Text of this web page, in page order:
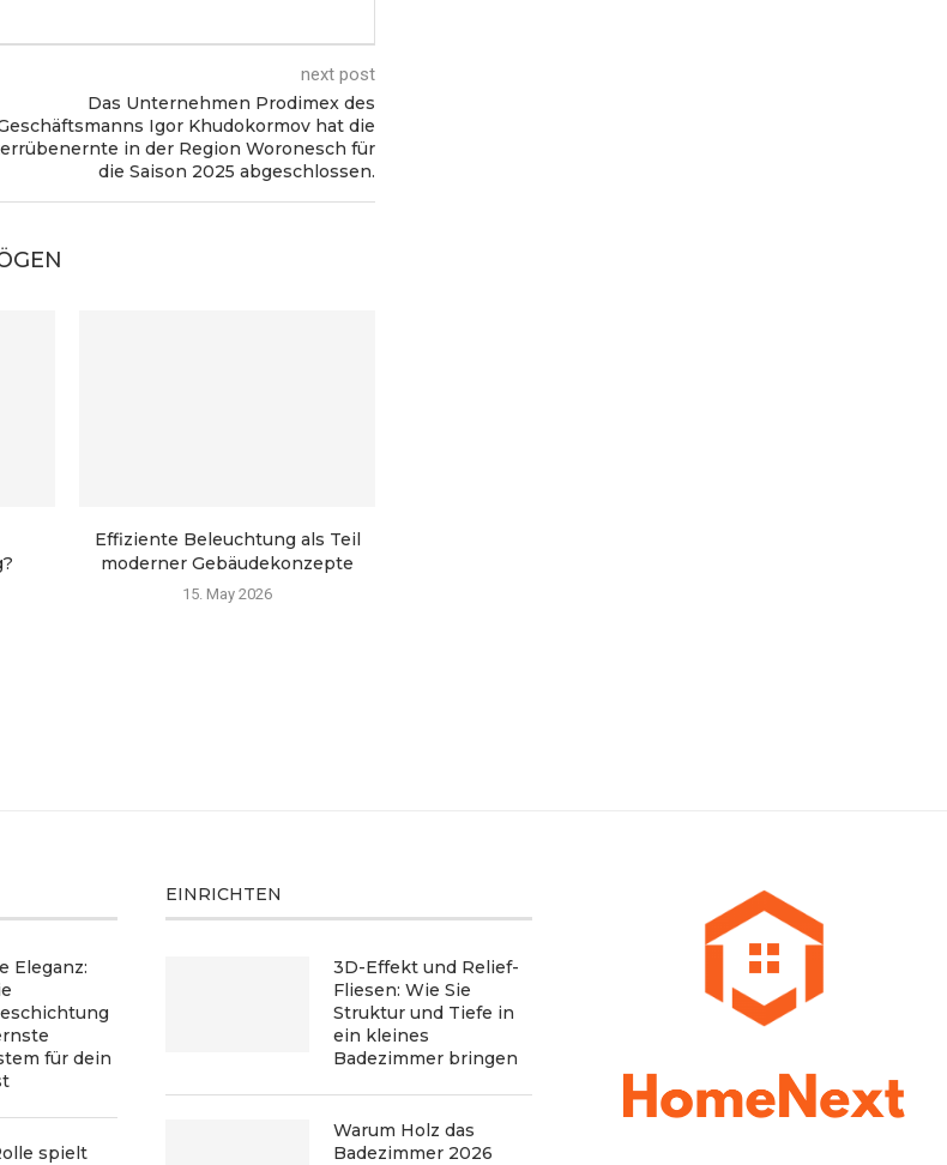
next post
Das Unternehmen Prodimex des
Igor Khudokormov hat die
in der Region Woronesch für
die Saison 2025 abgeschlossen.
Effiziente Beleuchtung als Teil
moderner Gebäudekonzepte
15. May 2026
Eleganz:
für dein
spielt
EINRICHTEN
3D-Effekt und Relief-
Fliesen: Wie Sie
Struktur und Tiefe in
ein kleines
Badezimmer bringen
Warum Holz das
Badezimmer 2026